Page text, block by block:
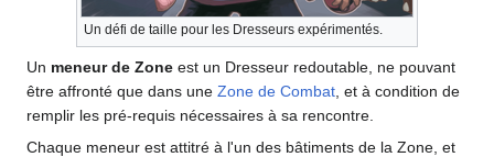
Un défi de taille pour les Dresseurs expérimentés.
Un meneur de Zone est un Dresseur redoutable, ne pouvant
être affronté que dans une Zone de Combat , et à condition de
remplir les pré-requis nécessaires à sa rencontre.
Chaque meneur est attitré à l'un des bâtiments de la Zone, et